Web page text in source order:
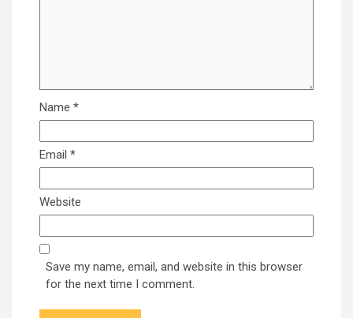
Name *
Email *
Website
Save my name, email, and website in this browser
for the next time I comment.